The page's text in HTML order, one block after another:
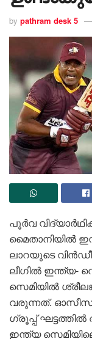
by pathram desk 5
പൂർവ
മൈതാനിയിൽ
ലാറയുടെ
ലീഗിൽ ഇന്ത്യ-
സെമിയിൽ
വരുന്നത്.
ഗ്രൂപ്പ്
ഇന്ത്യ